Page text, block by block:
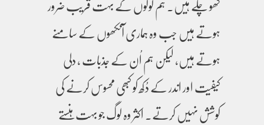
ہوتے ہیں جب وہ ہماری آنکھوں کے سامنے
ہوتے ہیں، لیکن ہم اُن کے جذبات ، دلی
کیفیت اور اندر کے دُکھ کو کبھی محسوس کرنے کی
کوشش نہیں کرتے۔ اکثر وہ لوگ جو بہت ہنستے